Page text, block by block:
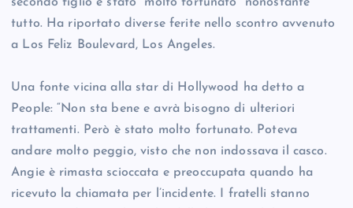
tutto. Ha riportato diverse ferite nello scontro avvenuto
a Los Feliz Boulevard, Los Angeles.
Una fonte vicina alla star di Hollywood ha detto a
People: “Non sta bene e avrà bisogno di ulteriori
trattamenti. Però è stato molto fortunato. Poteva
andare molto peggio, visto che non indossava il casco.
Angie è rimasta scioccata e preoccupata quando ha
ricevuto la chiamata per l’incidente. I fratelli stanno